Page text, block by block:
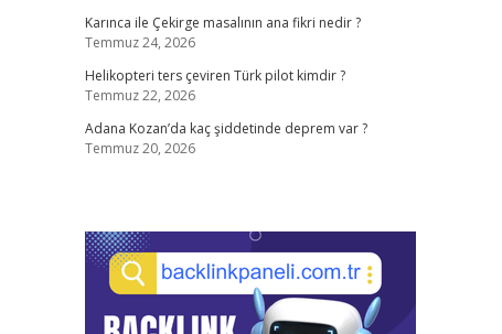
Karınca ile Çekirge masalının ana fikri nedir ?
Temmuz 24, 2026
Helikopteri ters çeviren Türk pilot kimdir ?
Temmuz 22, 2026
Adana Kozan’da kaç şiddetinde deprem var ?
Temmuz 20, 2026